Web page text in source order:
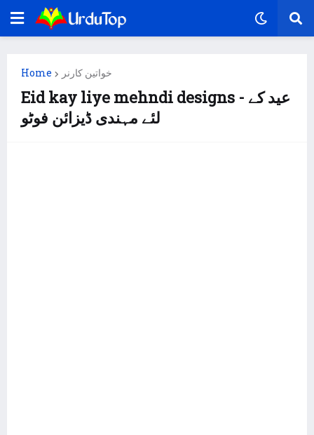
Home خواتین کارنر
Eid kay liye mehndi designs - عید کے
لئے مہندی ڈیزائن فوٹو